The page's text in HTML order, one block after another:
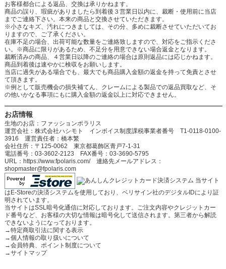
お客様都合による返品、交換は承りかねます。
商品の誤り、瑕疵がありましたら到着後３営業日以内に、裁断・使用前に当店
までご連絡下さい。本来の商品と交換させていただきます。
※小さなキズ、汚れにつきましては、その分、多めに裁断させていただいてお
りますので、ご了承ください。
在庫不足の場合、出荷可能な数量をご連絡致しますので、対応をご指示くださ
い。※商品に限りがあるため、不足分を用意できない場合返金となります。
裁断済みの商品、４営業日以降のご連絡の場合は原則返品には応じかねます。
商品到着後は速やかに検収をお願いします。
当店に過失がある場合でも、最大でも商品購入金額の返金を持って免責とさせ
て頂きます。
※例として販売機会の損失補てん、クレームによる製品での返品買取など、そ
の他いかなる事項にもに購入金額の返金以上に対応できません。
お店情報
生地のお店：ファッションポラリス
運営会社：株式会社ハシモト インボイス制度課税事業者番号 T1-0118-0100-
3916 運営責任者：橋本繁
会社住所：〒125-0062 東京都葛飾区青戸7-1-31
電話番号：03-3602-2123 FAX番号：03-3690-5795
URL：https://www.fpolaris.com/ 連絡先メールアドレス：
shopmaster@fpolaris.com
当サイト
はE-Storeの決済システムを使用しており、ベリサイン社のデジタルIDにより証
明されています。
当サイトはSSL暗号化通信に対応しております。ご注文内容やクレジットカー
ド番号など、お客様の大切な情報は暗号化して送信されます。第三者から解読
できないようになっております。
→特定商取引法に関する表示
→個人情報の取り扱いについて
→会員特典、ポイント制度について
→サイトマップ